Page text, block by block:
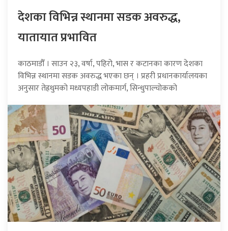
देशका विभिन्न स्थानमा सडक अवरुद्ध,
यातायात प्रभावित
काठमाडौँ । साउन २३, वर्षा, पहिरो, भास र कटानका कारण देशका
विभिन्न स्थानमा सडक अवरुद्ध भएका छन् । प्रहरी प्रधानकार्यालयका
अनुसार तेह्रथुमको मध्यपहाडी लोकमार्ग, सिन्धुपाल्चोकको